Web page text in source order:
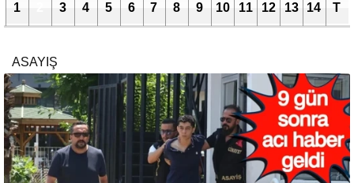
1 3 4 5 6 7 8 9 10 11 12 13 14 T
ASAYIŞ